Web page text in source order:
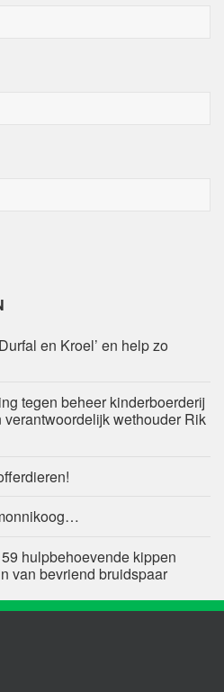
en Kroel’ en help zo
tegen beheer kinderboerderij
wethouder Rik
hulpbehoevende kippen
van bevriend bruidspaar